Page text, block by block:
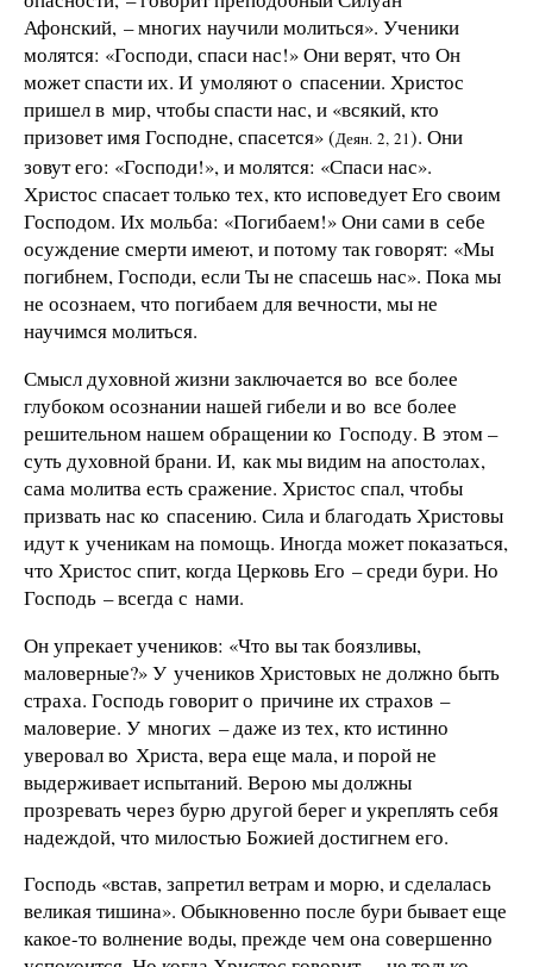
Афонский, – многих научили молиться». Ученики
молятся: «Господи, спаси нас!» Они верят, что Он
может спасти их. И умоляют о спасении. Христос
пришел в мир, чтобы спасти нас, и «всякий, кто
призовет имя Господне, спасется» (Деян. 2, 21). Они
зовут его: «Господи!», и молятся: «Спаси нас».
Христос спасает только тех, кто исповедует Его своим
Господом. Их мольба: «Погибаем!» Они сами в себе
осуждение смерти имеют, и потому так говорят: «Мы
погибнем, Господи, если Ты не спасешь нас». Пока мы
не осознаем, что погибаем для вечности, мы не
научимся молиться.
Смысл духовной жизни заключается во все более
глубоком осознании нашей гибели и во все более
решительном нашем обращении ко Господу. В этом –
суть духовной брани. И, как мы видим на апостолах,
сама молитва есть сражение. Христос спал, чтобы
призвать нас ко спасению. Сила и благодать Христовы
идут к ученикам на помощь. Иногда может показаться,
что Христос спит, когда Церковь Его – среди бури. Но
Господь – всегда с нами.
Он упрекает учеников: «Что вы так боязливы,
маловерные?» У учеников Христовых не должно быть
страха. Господь говорит о причине их страхов –
маловерие. У многих – даже из тех, кто истинно
уверовал во Христа, вера еще мала, и порой не
выдерживает испытаний. Верою мы должны
прозревать через бурю другой берег и укреплять себя
надеждой, что милостью Божией достигнем его.
Господь «встав, запретил ветрам и морю, и сделалась
великая тишина». Обыкновенно после бури бывает еще
какое-то волнение воды, прежде чем она совершенно